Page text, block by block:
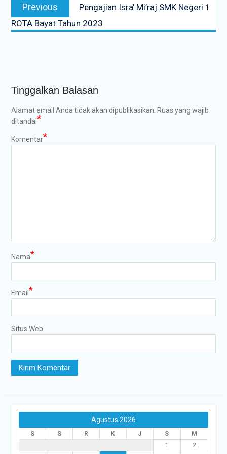
posPrevious
post:
Pengajian Isra’ Mi’raj SMK Negeri 1
ROTA Bayat Tahun 2023
Tinggalkan Balasan
Alamat email Anda tidak akan dipublikasikan. Ruas yang wajib
ditandai*
Komentar*
Nama*
Email *
Situs Web
Agustus 2026
S S R K J S
M
1
2